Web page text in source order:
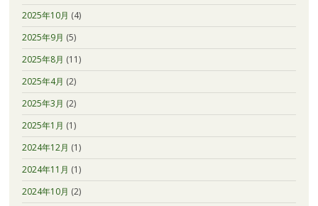
2025年10月 (4)
2025年9月 (5)
2025年8月 (11)
2025年4月 (2)
2025年3月 (2)
2025年1月 (1)
2024年12月 (1)
2024年11月 (1)
2024年10月 (2)